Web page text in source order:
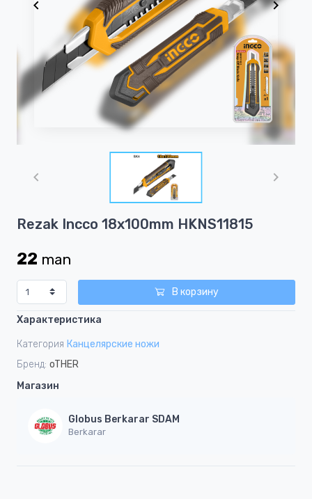
1
1
Rezak Incco 18x100mm HKNS11815
22 man
В корзину
Характеристика
Категория Канцелярские ножи
Бренд: oTHER
Магазин
Globus Berkarar SDAM
Berkarar